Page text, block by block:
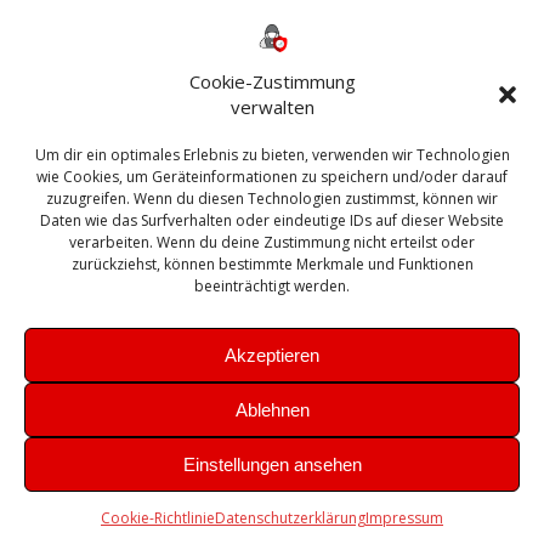
Cookie-Zustimmung
verwalten
Um dir ein optimales Erlebnis zu bieten, verwenden wir Technologien
wie Cookies, um Geräteinformationen zu speichern und/oder darauf
zuzugreifen. Wenn du diesen Technologien zustimmst, können wir
Daten wie das Surfverhalten oder eindeutige IDs auf dieser Website
verarbeiten. Wenn du deine Zustimmung nicht erteilst oder
zurückziehst, können bestimmte Merkmale und Funktionen
beeinträchtigt werden.
Akzeptieren
Ablehnen
Einstellungen ansehen
Cookie-RichtlinieDatenschutzerklärungImpressum
Bautagebuch
Exchange firewall Fritzbox
Microsoft
Sanierung SBS Security Server Sicherheit
Sicherung SIEM Sophos SSL Ubuntu
Update Upgrade UTM VCenter VCSA Veeam
VMWare VPN WAZUH Windows
Zertifikat
Theme